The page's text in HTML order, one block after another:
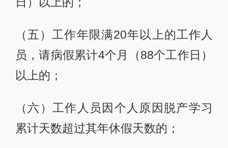
（五）工作年限满20年以上的工作人
员，请病假累计4个月（88个工作日）
以上的；
（六）工作人员因个人原因脱产学习
累计天数超过其年休假天数的；